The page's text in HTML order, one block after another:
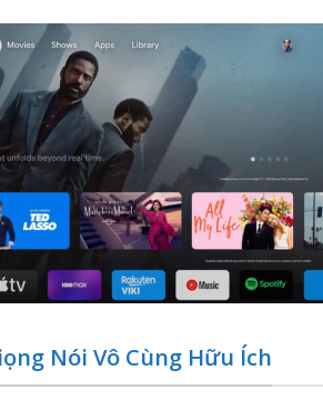
Nói Vô Cùng Hữu Ích